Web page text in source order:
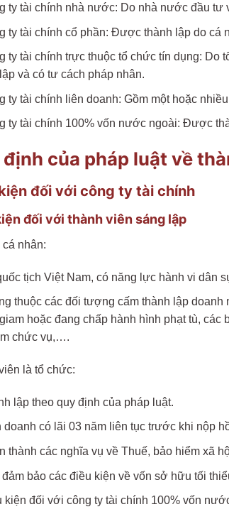
ty tài chính nhà nước: Do nhà nước đầu tư
ty tài chính cổ phần: Được thành lập do cá
ty tài chính trực thuộc tổ chức tín dụng: Do
và có tư cách pháp nhân.
ty tài chính liên doanh: Gồm một hoặc
ty tài chính 100% vốn nước ngoài: Được
định của pháp luật về
đối với công ty tài chính
đối với thành viên sáng lập
nhân:
tịch Việt Nam, có năng lực hành vi dân
thuộc các đối tượng cấm thành lập
hoặc đang chấp hành hình phạt tù,
chức vụ,….
là tổ chức:
lập theo quy định của pháp luật.
doanh có lãi 03 năm liên tục trước khi nộp
thành các nghĩa vụ về Thuế, bảo hiểm xã
bảo các điều kiện về vốn sở hữu tối
kiện đối với công ty tài chính 100% vốn